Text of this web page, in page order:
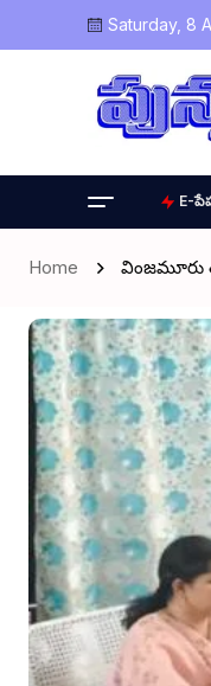
Saturday, 8
E-
Home వింజమూరు